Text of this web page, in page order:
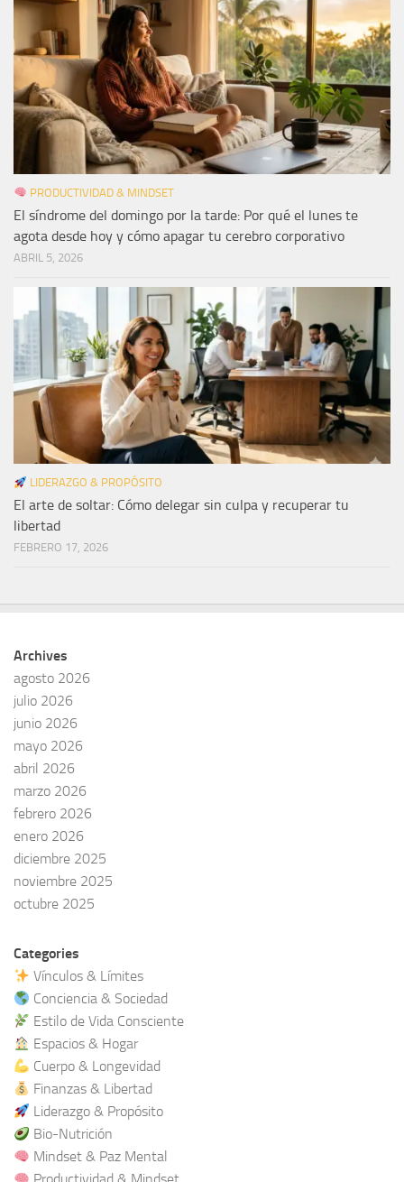
PRODUCTIVIDAD & MINDSET
El síndrome del domingo por la tarde: Por qué el lunes te
agota desde hoy y cómo apagar tu cerebro corporativo
ABRIL 5, 2026
LIDERAZGO & PROPÓSITO
El arte de soltar: Cómo delegar sin culpa y recuperar tu
libertad
FEBRERO 17, 2026
Archives
agosto 2026
julio 2026
junio 2026
mayo 2026
abril 2026
marzo 2026
febrero 2026
enero 2026
diciembre 2025
noviembre 2025
octubre 2025
Categories
Vínculos & Límites
Conciencia & Sociedad
Estilo de Vida Consciente
Espacios & Hogar
Cuerpo & Longevidad
Finanzas & Libertad
Liderazgo & Propósito
Bio-Nutrición
Mindset & Paz Mental